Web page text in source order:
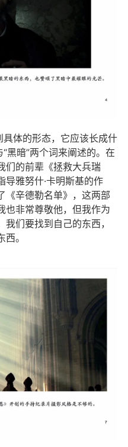
具体的形态，它应该长成什
黑暗”两个词来阐述的。在
们的前辈《拯救大兵瑞
导雅努什·卡明斯基的作
《辛德勒名单》，这两部
也非常尊敬他，但我作为
们要找到自己的东西，
。